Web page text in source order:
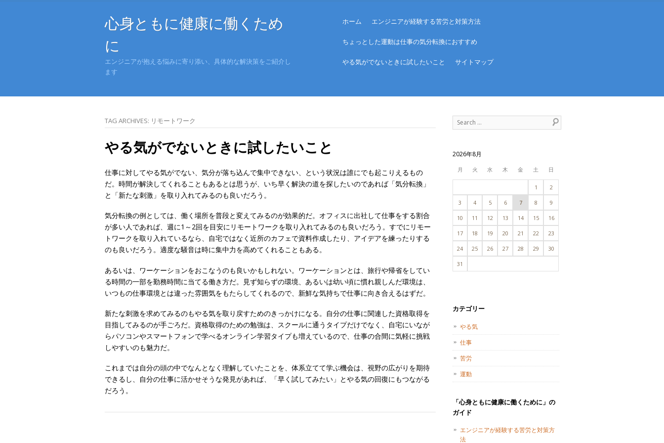
心身ともに健康に働くため
に
エンジニアが抱える悩みに寄り添い、具体的な解決策をご紹介し
ます
Skip to content
ホーム エンジニアが経験する苦労と対策方法
ちょっとした運動は仕事の気分転換におすすめ
やる気がでないときに試したいこと サイトマップ
TAG ARCHIVES: リモートワーク
やる気がでないときに試したいこと
仕事に対してやる気がでない、気分が落ち込んで集中できない、という状況は誰にでも起こりえるもの
だ。時間が解決してくれることもあるとは思うが、いち早く解決の道を探したいのであれば「気分転換」
と「新たな刺激」を取り入れてみるのも良いだろう。
気分転換の例としては、働く場所を普段と変えてみるのが効果的だ。オフィスに出社して仕事をする割合
が多い人であれば、週に1～2回を目安にリモートワークを取り入れてみるのも良いだろう。すでにリモー
トワークを取り入れているなら、自宅ではなく近所のカフェで資料作成したり、アイデアを練ったりする
のも良いだろう。適度な騒音は時に集中力を高めてくれることもある。
あるいは、ワーケーションをおこなうのも良いかもしれない。ワーケーションとは、旅行や帰省をしてい
る時間の一部を勤務時間に当てる働き方だ。見ず知らずの環境、あるいは幼い頃に慣れ親しんだ環境は、
いつもの仕事環境とは違った雰囲気をもたらしてくれるので、新鮮な気持ちで仕事に向き合えるはずだ。
新たな刺激を求めてみるのもやる気を取り戻すためのきっかけになる。自分の仕事に関連した資格取得を
目指してみるのが手ごろだ。資格取得のための勉強は、スクールに通うタイプだけでなく、自宅にいなが
らパソコンやスマートフォンで学べるオンライン学習タイプも増えているので、仕事の合間に気軽に挑戦
しやすいのも魅力だ。
これまでは自分の頭の中でなんとなく理解していたことを、体系立てて学ぶ機会は、視野の広がりを期待
できるし、自分の仕事に活かせそうな発見があれば、「早く試してみたい」とやる気の回復にもつながる
だろう。
Search
2026年8月
月 火 水 木 金 土 日
1 2
3 4 5 6 7 8 9
10 11 12 13 14 15 16
17 18 19 20 21 22 23
24 25 26 27 28 29 30
31
カテゴリー
やる気
仕事
苦労
運動
「心身ともに健康に働くために」の
ガイド
エンジニアが経験する苦労と対策方
法